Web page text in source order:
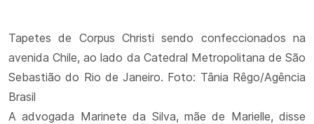
Tapetes de Corpus Christi sendo confeccionados na
avenida Chile, ao lado da Catedral Metropolitana de São
Sebastião do Rio de Janeiro. Foto: Tânia Rêgo/Agência
Brasil
A advogada Marinete da Silva, mãe de Marielle, disse